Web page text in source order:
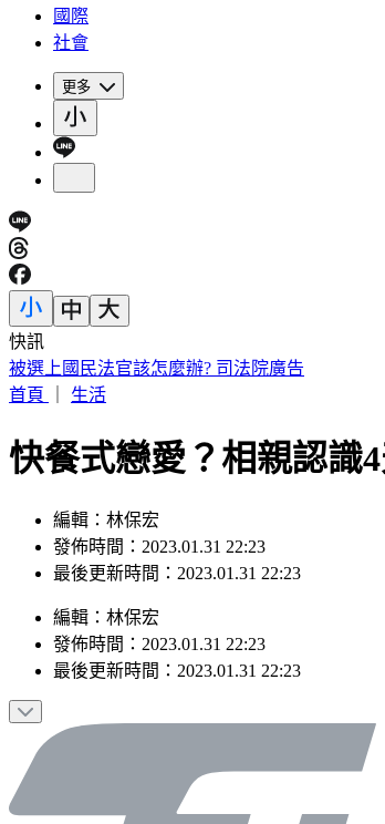
國際
社會
更多
快訊
路透：伊朗警告波灣國家 美再動武恐危及區域
首頁
生活
快餐式戀愛？相親認
編輯：林保宏
發佈時間：2023.01.31 22:23
最後更新時間：2023.01.31 22:23
編輯 ： 林保宏
發佈時間： 2023.01.31 22:23
最後更新時間： 2023.01.31 22:23